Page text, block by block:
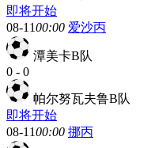
即将开始
08-1100:00 爱沙丙
潭美卡B队
0 - 0
帕尔努瓦夫鲁B队
即将开始
08-1100:00 挪丙